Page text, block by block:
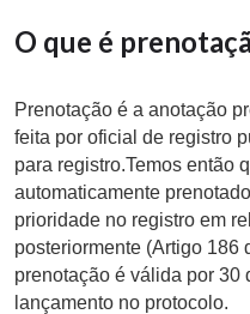
O que é
Prenotação é a anotação
feita por oficial de registro
para registro.Temos então
automaticamente
prioridade no registro em
posteriormente (Artigo 186
prenotação é válida por 30
lançamento no protocolo.